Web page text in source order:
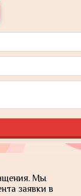
Мы
заявки в